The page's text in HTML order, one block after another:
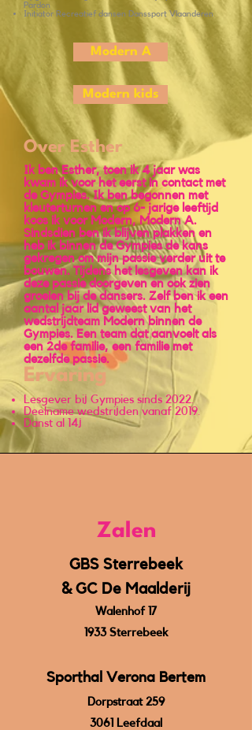
Pardon
Initiator Recreatief dansen Danssport Vlaanderen
Modern A
Modern kids
Over Esther
Ik ben Esther, toen ik 4 jaar was
kwam ik voor het eerst in contact met
de Gympies. Ik ben begonnen met
kleuterturnen en op 6- jarige leeftijd
koos ik voor Modern, Modern A.
Sindsdien ben ik blijven plakken en
heb ik binnen de Gympies de kans
gekregen om mijn passie verder uit te
bouwen. Tijdens het lesgeven kan ik
deze passie doorgeven en ook zien
groeien bij de dansers. Zelf ben ik een
aantal jaar lid geweest van het
wedstrijdteam Modern binnen de
Gympies. Een team dat aanvoelt als
een 2de familie, een familie met
dezelfde passie.
Ervaring
Lesgever bij Gympies sinds 2022.
Deelname wedstrijden vanaf 2019.
Danst al 14j
Zalen
GBS Sterrebeek
& GC De Maalderij
Walenhof 17
1933 Sterrebeek
Sporthal Verona Bertem
Dorpstraat 259
3061 Leefdaal